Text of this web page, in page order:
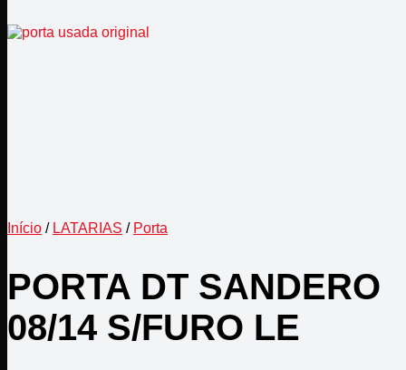
Início / LATARIAS / Porta
PORTA DT SANDERO
08/14 S/FURO LE